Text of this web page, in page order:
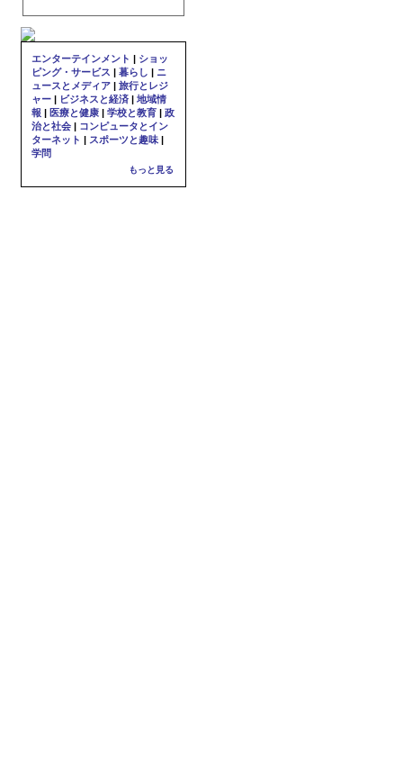
エンターテインメント | ショッ
ピング・サービス | 暮らし | ニ
ュースとメディア | 旅行とレジ
ャー | ビジネスと経済 | 地域情
報 | 医療と健康 | 学校と教育 | 政
治と社会 | コンピュータとイン
ターネット | スポーツと趣味 |
学問
もっと見る